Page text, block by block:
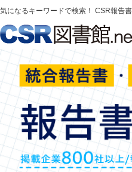
気になるキーワードで検索！ CSR報告